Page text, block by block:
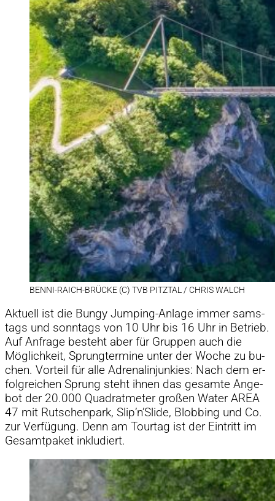
BENNI-RAICH-BRÜ­CKE (C) TVB PITZ­TAL /​ CHRIS WALCH
Ak­tu­ell ist die Bungy Jum­ping-An­lage im­mer sams­
tags und sonn­tags von 10 Uhr bis 16 Uhr in Be­trieb.
Auf An­frage be­steht aber für Grup­pen auch die
Mög­lich­keit, Sprung­ter­mine un­ter der Wo­che zu bu­
chen. Vor­teil für alle Ad­re­na­lin­jun­kies: Nach dem er­
folg­rei­chen Sprung steht ih­nen das ge­samte An­ge­
bot der 20.000 Qua­drat­me­ter gro­ßen Wa­ter AREA
47 mit Rut­schen­park, Slip’n’Slide, Blob­bing und Co.
zur Ver­fü­gung. Denn am Tour­tag ist der Ein­tritt im
Ge­samt­pa­ket in­klu­diert.